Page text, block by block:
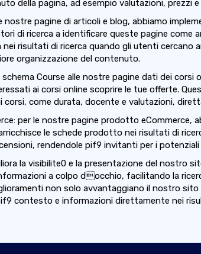
della pagina, ad esempio valutazioni, prezzi
nostre pagine di articoli e blog, abbiamo
di ricerca a identificare queste pagine come
nei risultati di ricerca quando gli utenti cercano
organizzazione del contenuto.
Course alle nostre pagine dati dei corsi
ai corsi online scoprire le tue offerte.
corsi, come durata, docente e valutazioni,
per le nostre pagine prodotto eCommerce,
le schede prodotto nei risultati di
rendendole pif9 invitanti per i
la visibilite0 e la presentazione del nostro
a colpo docchio, facilitando la
non solo avvantaggiano il nostro sito
contesto e informazioni direttamente nei